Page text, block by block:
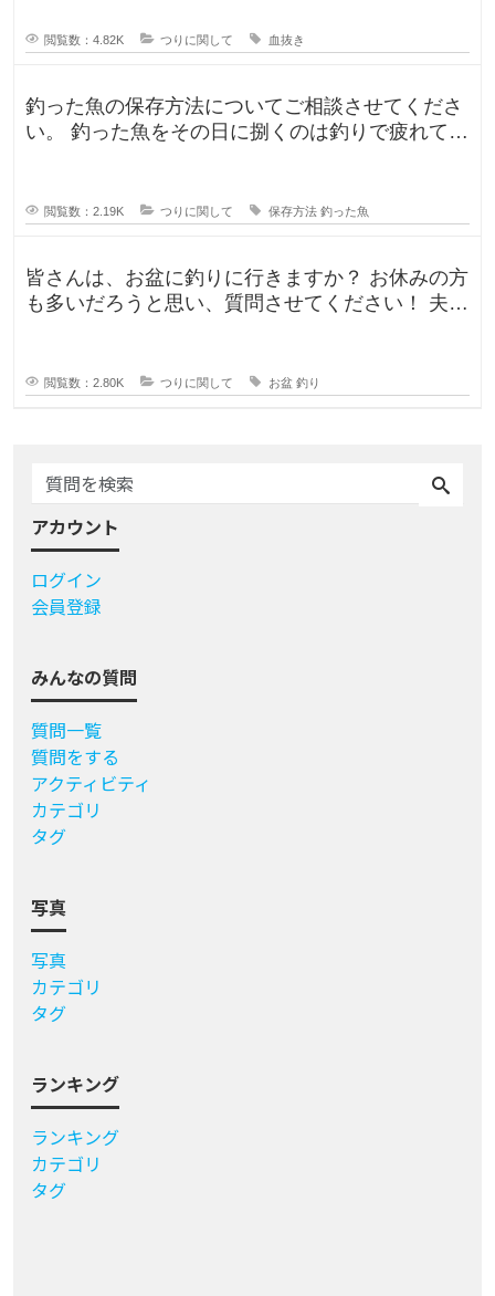
閲覧数：4.82K つりに関して 血抜き
釣った魚の保存方法についてご相談させてくださ
い。 釣った魚をその日に捌くのは釣りで疲れてい
閲覧数：2.19K つりに関して 保存方法 釣った魚
皆さんは、お盆に釣りに行きますか？ お休みの方
も多いだろうと思い、質問させてください！ 夫曰
閲覧数：2.80K つりに関して お盆 釣り
アカウント
ログイン
会員登録
みんなの質問
質問一覧
質問をする
アクティビティ
カテゴリ
タグ
写真
写真
カテゴリ
タグ
ランキング
ランキング
カテゴリ
タグ